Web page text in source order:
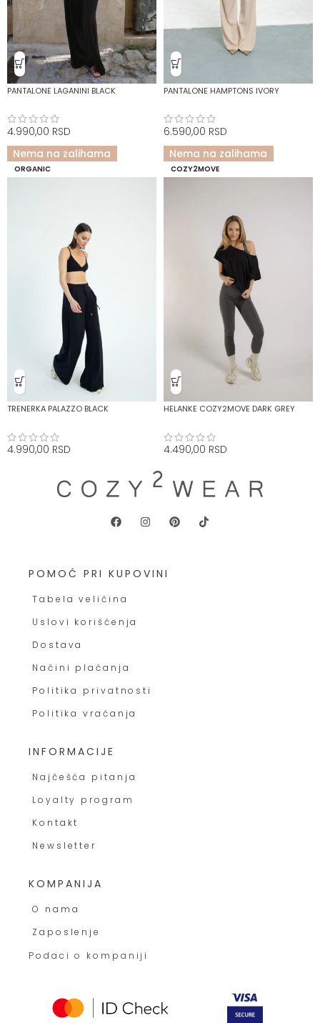
PANTALONE LAGANINI BLACK
4.990,00 RSD
PANTALONE HAMPTONS IVORY
6.590,00 RSD
RASPRODATO
ORGANIC
Nema na zalihama
TRENERKA PALAZZO BLACK
4.990,00 RSD
RASPRODATO
COZY2MOVE
Nema na zalihama
HELANKE COZY2MOVE DARK GREY
4.490,00 RSD
POMOĆ PRI KUPOVINI
Tabela veličina
Uslovi korišćenja
Dostava
Načini plaćanja
Politika privatnosti
Politika vraćanja
INFORMACIJE
Najčešća pitanja
Loyalty program
Kontakt
Newsletter
KOMPANIJA
O nama
Zaposlenje
Podaci o kompaniji